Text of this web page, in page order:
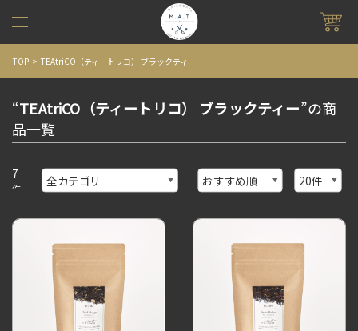
TOP TEAtriCO（ティートリコ） ブラックティー
“TEAtriCO（ティートリコ） ブラックティー”の商
品一覧
7
件